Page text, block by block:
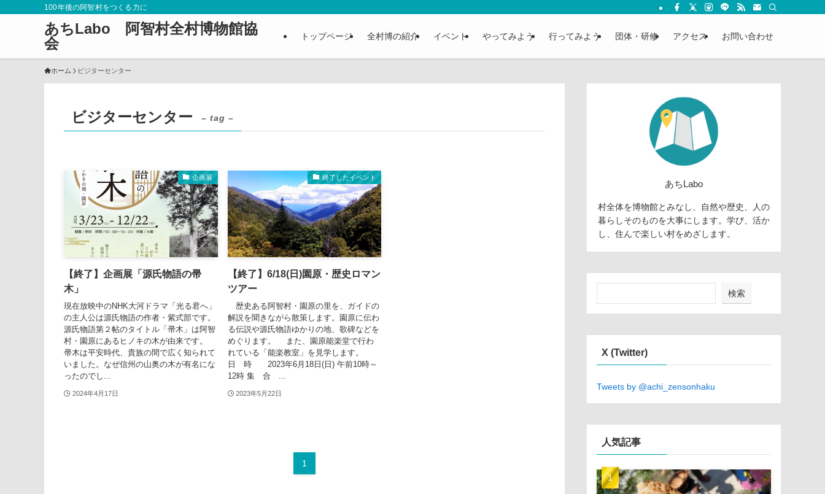
100年後の阿智村をつくる力に
あちLabo 阿智村全村博物館協
会
トップページ 全村博の紹介 イベント やってみよう 行ってみよう 団体・研修 アクセス お問い合わせ
ホーム ビジターセンター
ビジターセンター – tag –
企画展
【終了】企画展「源氏物語の帚
木」
現在放映中のNHK大河ドラマ「光る君へ」
の主人公は源氏物語の作者・紫式部です。
源氏物語第２帖のタイトル「帚木」は阿智
村・園原にあるヒノキの木が由来です。
帚木は平安時代、貴族の間で広く知られて
いました。なぜ信州の山奥の木が有名にな
ったのでし...
2024年4月17日
終了したイベント
【終了】6/18(日)園原・歴史ロマン
ツアー
歴史ある阿智村・園原の里を、ガイドの
解説を聞きながら散策します。園原に伝わ
る伝説や源氏物語ゆかりの地、歌碑などを
めぐります。 また、園原能楽堂で行わ
れている「能楽教室」を見学します。
日 時 2023年6月18日(日) 午前10時～
12時 集 合 ...
2023年5月22日
1
あちLabo
村全体を博物館とみなし、自然や歴史、人の
暮らしそのものを大事にします。学び、活か
し、住んで楽しい村をめざします。
検索
X (Twitter)
Tweets by @achi_zensonhaku
人気記事